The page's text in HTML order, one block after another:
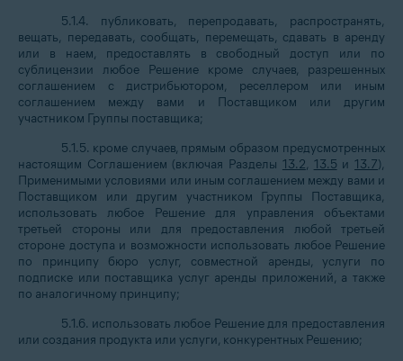
5.1.4. публиковать, перепродавать, распространять,
вещать, передавать, сообщать, перемещать, сдавать в аренду
или в наем, предоставлять в свободный доступ или по
сублицензии любое Решение кроме случаев, разрешенных
соглашением с дистрибьютором, реселлером или иным
соглашением между вами и Поставщиком или другим
участником Группы поставщика;
5.1.5. кроме случаев, прямым образом предусмотренных
настоящим Соглашением (включая Разделы 13.2, 13.5 и 13.7),
Применимыми условиями или иным соглашением между вами и
Поставщиком или другим участником Группы Поставщика,
использовать любое Решение для управления объектами
третьей стороны или для предоставления любой третьей
стороне доступа и возможности использовать любое Решение
по принципу бюро услуг, совместной аренды, услуги по
подписке или поставщика услуг аренды приложений, а также
по аналогичному принципу;
5.1.6. использовать любое Решение для предоставления
или создания продукта или услуги, конкурентных Решению;